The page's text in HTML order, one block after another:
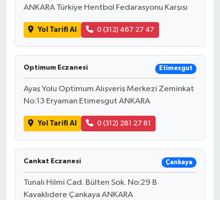
ANKARA Türkiye Hentbol Fedarasyonu Karşısı
Yol Tarifi Al 0 (312) 467 27 47
Optimum Eczanesi Etimesgut
Ayaş Yolu Optimum Alışveriş Merkezi Zeminkat
No:13 Eryaman Etimesgut ANKARA
Yol Tarifi Al 0 (312) 281 27 81
Cankat Eczanesi Çankaya
Tunalı Hilmi Cad. Bülten Sok. No:29 B
Kavaklıdere Çankaya ANKARA